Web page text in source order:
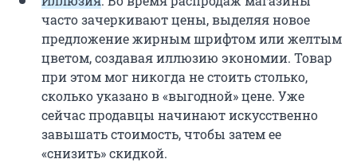
часто зачеркивают цены, выделяя новое
предложение жирным шрифтом или желтым
цветом, создавая иллюзию экономии. Товар
при этом мог никогда не стоить столько,
сколько указано в «выгодной» цене. Уже
сейчас продавцы начинают искусственно
завышать стоимость, чтобы затем ее
«снизить» скидкой.